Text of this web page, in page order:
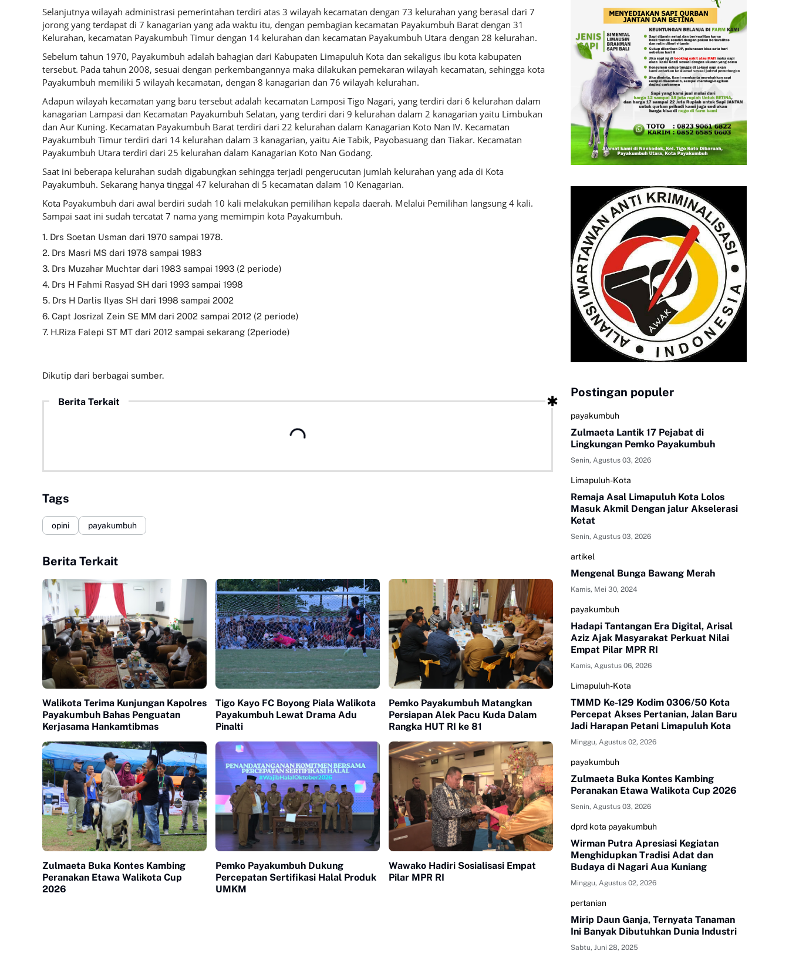
Selanjutnya wilayah administrasi pemerintahan terdiri atas 3 wilayah kecamatan dengan 73 kelurahan yang berasal dari 7
jorong yang terdapat di 7 kanagarian yang ada waktu itu, dengan pembagian kecamatan Payakumbuh Barat dengan 31
Kelurahan, kecamatan Payakumbuh Timur dengan 14 kelurahan dan kecamatan Payakumbuh Utara dengan 28 kelurahan.
Sebelum tahun 1970, Payakumbuh adalah bahagian dari Kabupaten Limapuluh Kota dan sekaligus ibu kota kabupaten
tersebut. Pada tahun 2008, sesuai dengan perkembangannya maka dilakukan pemekaran wilayah kecamatan, sehingga kota
Payakumbuh memiliki 5 wilayah kecamatan, dengan 8 kanagarian dan 76 wilayah kelurahan.
Adapun wilayah kecamatan yang baru tersebut adalah kecamatan Lamposi Tigo Nagari, yang terdiri dari 6 kelurahan dalam
kanagarian Lampasi dan Kecamatan Payakumbuh Selatan, yang terdiri dari 9 kelurahan dalam 2 kanagarian yaitu Limbukan
dan Aur Kuning. Kecamatan Payakumbuh Barat terdiri dari 22 kelurahan dalam Kanagarian Koto Nan IV. Kecamatan
Payakumbuh Timur terdiri dari 14 kelurahan dalam 3 kanagarian, yaitu Aie Tabik, Payobasuang dan Tiakar. Kecamatan
Payakumbuh Utara terdiri dari 25 kelurahan dalam Kanagarian Koto Nan Godang.
Saat ini beberapa kelurahan sudah digabungkan sehingga terjadi pengerucutan jumlah kelurahan yang ada di Kota
Payakumbuh. Sekarang hanya tinggal 47 kelurahan di 5 kecamatan dalam 10 Kenagarian.
Kota Payakumbuh dari awal berdiri sudah 10 kali melakukan pemilihan kepala daerah. Melalui Pemilihan langsung 4 kali.
Sampai saat ini sudah tercatat 7 nama yang memimpin kota Payakumbuh.
1. Drs Soetan Usman dari 1970 sampai 1978.
2. Drs Masri MS dari 1978 sampai 1983
3. Drs Muzahar Muchtar dari 1983 sampai 1993 (2 periode)
4. Drs H Fahmi Rasyad SH dari 1993 sampai 1998
5. Drs H Darlis Ilyas SH dari 1998 sampai 2002
6. Capt Josrizal Zein SE MM dari 2002 sampai 2012 (2 periode)
7. H.Riza Falepi ST MT dari 2012 sampai sekarang (2periode)
Dikutip dari berbagai sumber.
Berita Terkait
Tags
opini payakumbuh
Berita Terkait
Walikota Terima Kunjungan Kapolres
Payakumbuh Bahas Penguatan
Kerjasama Hankamtibmas
Tigo Kayo FC Boyong Piala Walikota
Payakumbuh Lewat Drama Adu
Pinalti
Pemko Payakumbuh Matangkan
Persiapan Alek Pacu Kuda Dalam
Rangka HUT RI ke 81
Zulmaeta Buka Kontes Kambing
Peranakan Etawa Walikota Cup
2026
Pemko Payakumbuh Dukung
Percepatan Sertifikasi Halal Produk
UMKM
Wawako Hadiri Sosialisasi Empat
Pilar MPR RI
Postingan populer
payakumbuh
Zulmaeta Lantik 17 Pejabat di
Lingkungan Pemko Payakumbuh
Senin, Agustus 03, 2026
Limapuluh-Kota
Remaja Asal Limapuluh Kota Lolos
Masuk Akmil Dengan jalur Akselerasi
Ketat
Senin, Agustus 03, 2026
artikel
Mengenal Bunga Bawang Merah
Kamis, Mei 30, 2024
payakumbuh
Hadapi Tantangan Era Digital, Arisal
Aziz Ajak Masyarakat Perkuat Nilai
Empat Pilar MPR RI
Kamis, Agustus 06, 2026
Limapuluh-Kota
TMMD Ke-129 Kodim 0306/50 Kota
Percepat Akses Pertanian, Jalan Baru
Jadi Harapan Petani Limapuluh Kota
Minggu, Agustus 02, 2026
payakumbuh
Zulmaeta Buka Kontes Kambing
Peranakan Etawa Walikota Cup 2026
Senin, Agustus 03, 2026
dprd kota payakumbuh
Wirman Putra Apresiasi Kegiatan
Menghidupkan Tradisi Adat dan
Budaya di Nagari Aua Kuniang
Minggu, Agustus 02, 2026
pertanian
Mirip Daun Ganja, Ternyata Tanaman
Ini Banyak Dibutuhkan Dunia Industri
Sabtu, Juni 28, 2025